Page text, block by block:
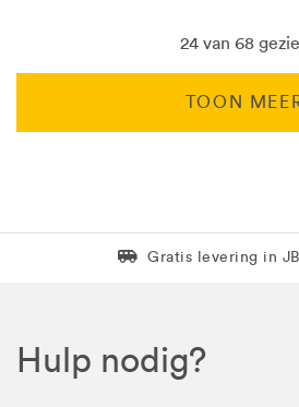
24 van 68
TOON
Levering in 1 pakket
Gratis levering in
Hulp nodig?